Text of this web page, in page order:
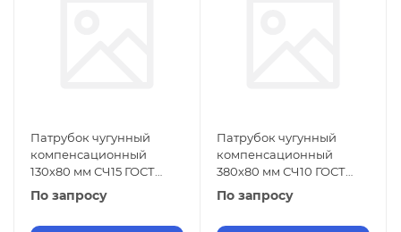
Патрубок чугунный
компенсационный
130х80 мм СЧ15 ГОСТ
6942-98
По запросу
Патрубок чугунный
компенсационный
380х80 мм СЧ10 ГОСТ
6942-98
По запросу